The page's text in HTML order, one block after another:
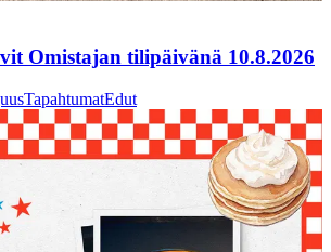
Omistajan tilipäivänä 10.8.2026
TapahtumatEdut